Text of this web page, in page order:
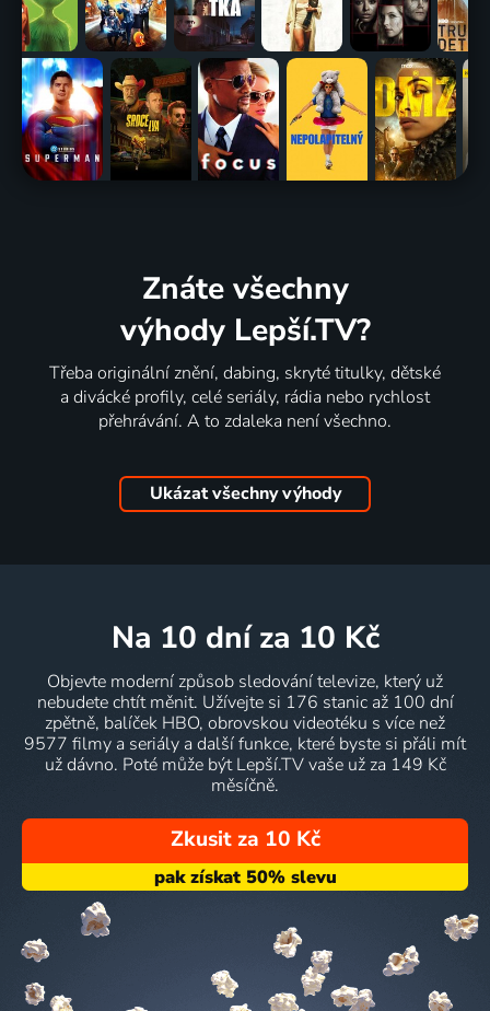
Znáte všechny
výhody Lepší.TV?
Třeba originální znění, dabing, skryté titulky, dětské
a divácké profily, celé seriály, rádia nebo rychlost
přehrávání. A to zdaleka není všechno.
Ukázat všechny výhody
na 10 dní za 10 Kč
Objevte moderní způsob sledování televize, který už
nebudete chtít měnit. Užívejte si 176 stanic až 100 dní
zpětně, balíček HBO, obrovskou videotéku s více než
9577 filmy a seriály a další funkce, které byste si přáli mít
už dávno. Poté může být Lepší.TV vaše už za 149 Kč
měsíčně.
Zkusit za 10 Kč